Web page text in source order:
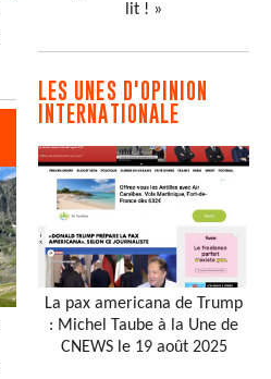
lit ! »
LES UNES D'OPINION
INTERNATIONALE
La pax americana de Trump
: Michel Taube à la Une de
CNEWS le 19 août 2025